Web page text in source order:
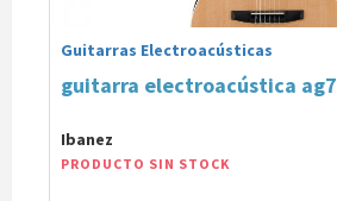
Guitarras Electroacústicas
guitarra electroacústica ag7
Ibanez
PRODUCTO SIN STOCK